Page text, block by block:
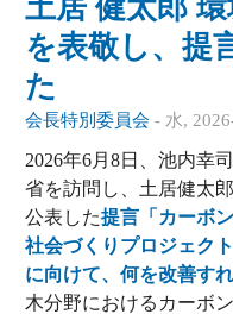
⼟居 健太郎
を表敬し、提
た
会長特別委員会 - 水,
2026年6月8日、池内幸
省を訪問し、土居健太
公表した提言「カーボ
社会づくりプロジェク
に向けて、何を改善す
木分野におけるカーボ